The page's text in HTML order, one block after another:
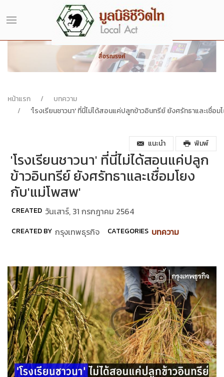
หน้าแรก
บทความ
'โรงเรียนชาวนา' ที่นี่ไม่ได้สอนแค่ปลูกข้าวอินทรีย์ ยังศรัทธาและเชื่อ
แนะนำ พิมพ์
'โรงเรียนชาวนา' ที่นี่ไม่ได้สอนแค่ปลูก
ข้าวอินทรีย์ ยังศรัทธาและเชื่อมโยง
กับ'แม่โพสพ'
CREATED วันเสาร์, 31 กรกฎาคม 2564
CREATED BY กรุงเทพธุรกิจ CATEGORIES บทความ